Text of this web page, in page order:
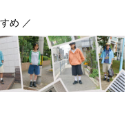
め ／